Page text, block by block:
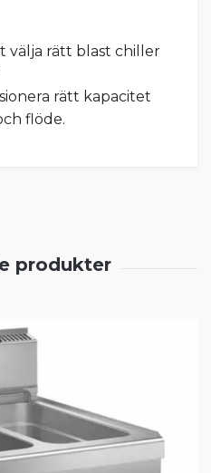
välja rätt blast chiller
rätt kapacitet
flöde.